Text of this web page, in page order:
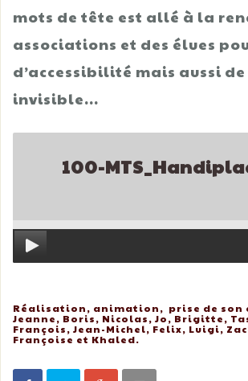
mots de tête est allé à la
associations et des élues
d’accessibilité mais aussi
invisible…
100-
Réalisation, animation, prise de son
Jeanne, Boris, Nicolas, Jo, Brigitte,
François, Jean-Michel, Felix, Luigi,
Françoise et Khaled.